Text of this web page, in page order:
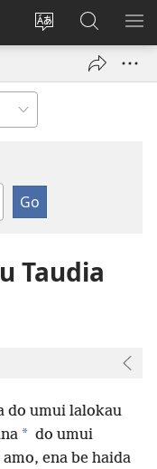
Change
language
Log
matamata
do
JW.ORG
tahua
Taudia
do umui lalokau
* do umui
ena be haida